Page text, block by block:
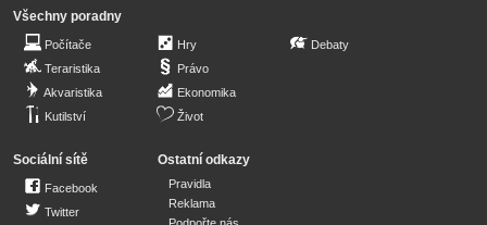
Všechny poradny
Počítače
Teraristika
Akvaristika
Kutilství
Hry
Právo
Ekonomika
Život
Debaty
Sociální sítě
Facebook
Twitter
Ostatní odkazy
Pravidla
Reklama